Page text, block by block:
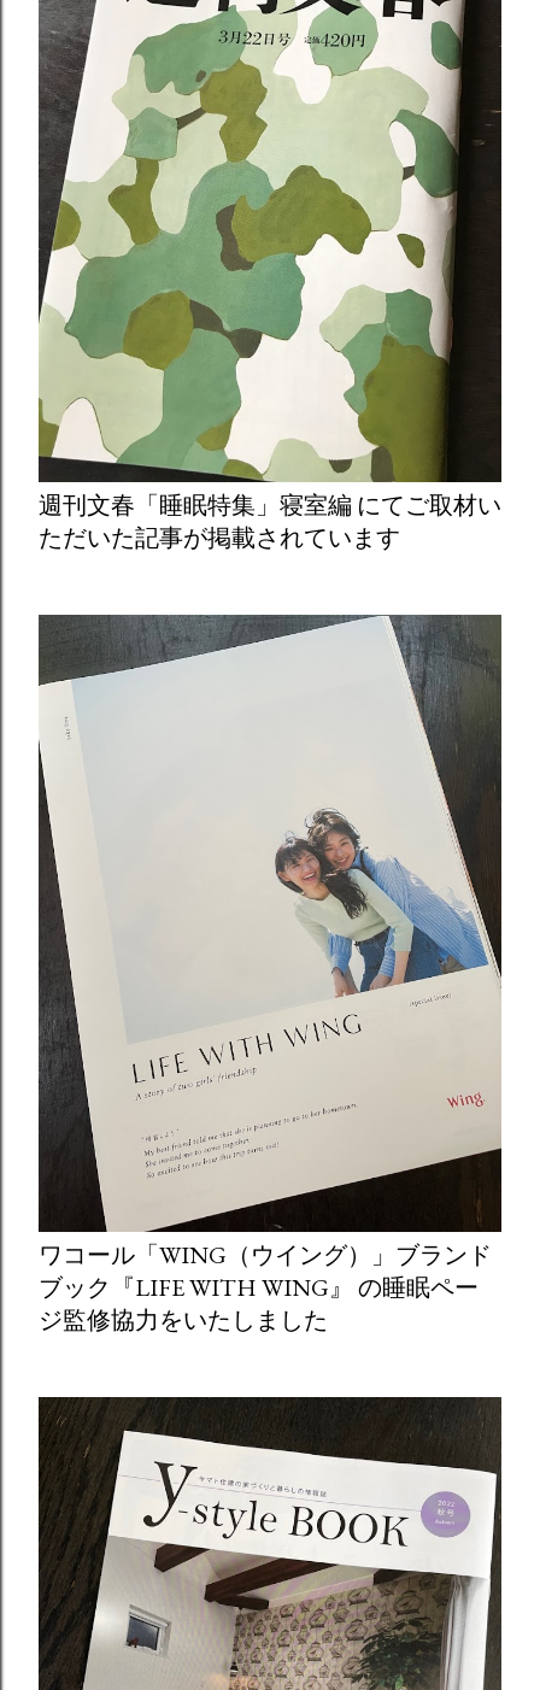
週刊文春「睡眠特集」寝室編 にてご取材い
ただいた記事が掲載されています
ワコール「WING（ウイング）」ブランド
ブック『LIFE WITH WING』 の睡眠ペー
ジ監修協力をいたしました